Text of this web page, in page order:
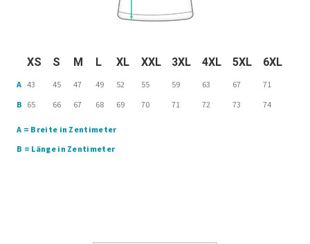
XS S M L XL XXL 3XL 4XL 5XL 6XL
A 43 45 47 49 52 55 59 63 67
71
B 65 66 67 68 69 70 71 72 73 74
A = Breite in Zentimeter
B = Länge in Zentimeter